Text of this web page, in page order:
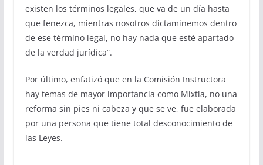
existen los términos legales, que va de un día hasta
que fenezca, mientras nosotros dictaminemos dentro
de ese término legal, no hay nada que esté apartado
de la verdad jurídica”.
Por último, enfatizó que en la Comisión Instructora
hay temas de mayor importancia como Mixtla, no una
reforma sin pies ni cabeza y que se ve, fue elaborada
por una persona que tiene total desconocimiento de
las Leyes.